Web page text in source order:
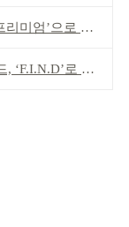
으로 승부걸어야
로 읽는다